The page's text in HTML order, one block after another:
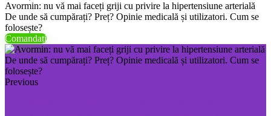
Avormin: nu vă mai faceți griji cu privire la hipertensiune arterială
De unde să cumpărați? Preț? Opinie medicală și utilizatori. Cum se
folosește?
Comandați
Previous